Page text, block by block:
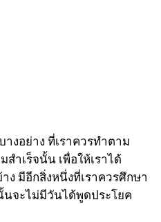
งอย่าง ที่เราควรทำตาม
ำเร็จนั้น เพื่อให้เราได้
ง มีอีกสิ่งหนึ่งที่เราควรศึกษา
นจะไม่มีวันได้พูดประโยค